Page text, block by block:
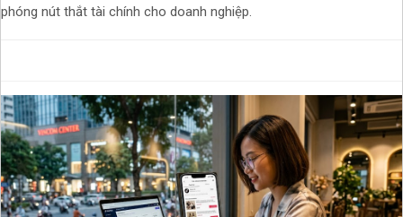
phóng nút thắt tài chính cho doanh nghiệp.